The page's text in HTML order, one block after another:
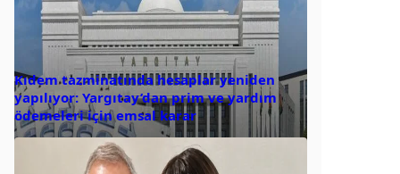
Kıdem tazminatında hesaplar yeniden
yapılıyor: Yargıtay’dan prim ve yardım
ödemeleri için emsal karar